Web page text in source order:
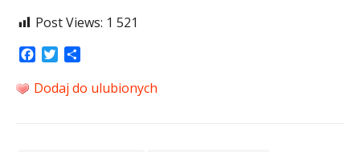
Post Views: 1 521
Facebook
Twitter
Dodaj do ulubionych